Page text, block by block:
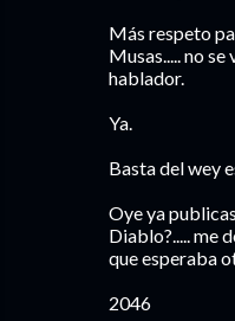
Más respeto
Musas..... no
hablador.
Ya.
Basta del wey
Oye ya
Diablo?..... me
que esperaba
2046